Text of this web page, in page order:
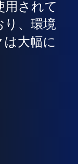
されて
り、環境
は大幅に